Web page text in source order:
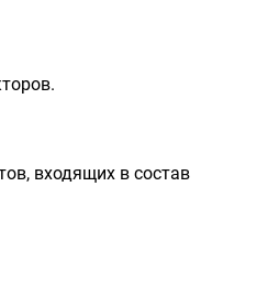
входящих в состав